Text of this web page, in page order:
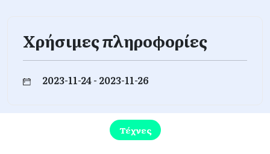
Χρήσιμες πληροφορίες
2023-11-24 - 2023-11-26
Τέχνες